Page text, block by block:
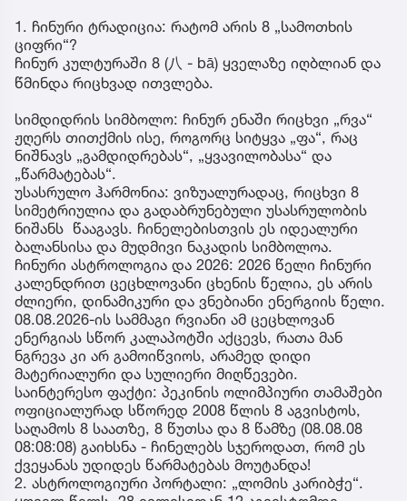
1. ჩინური ტრადიცია: რატომ არის 8 „სამოთხის
ციფრი“?
ჩინურ კულტურაში 8 (八 - bā) ყველაზე იღბლიან და
წმინდა რიცხვად ითვლება.
სიმდიდრის სიმბოლო: ჩინურ ენაში რიცხვი „რვა“
ჟღერს თითქმის ისე, როგორც სიტყვა „ფა“, რაც
ნიშნავს „გამდიდრებას“, „ყვავილობასა“ და
„წარმატებას“.
უსასრულო ჰარმონია: ვიზუალურადაც, რიცხვი 8
სიმეტრიულია და გადაბრუნებული უსასრულობის
ნიშანს წააგავს. ჩინელებისთვის ეს იდეალური
ბალანსისა და მუდმივი ნაკადის სიმბოლოა.
ჩინური ასტროლოგია და 2026: 2026 წელი ჩინური
კალენდრით ცეცხლოვანი ცხენის წელია, ეს არის
ძლიერი, დინამიკური და ვნებიანი ენერგიის წელი.
08.08.2026-ის სამმაგი რვიანი ამ ცეცხლოვან
ენერგიას სწორ კალაპოტში აქცევს, რათა მან
ნგრევა კი არ გამოიწვიოს, არამედ დიდი
მატერიალური და სულიერი მიღწევები.
საინტერესო ფაქტი: პეკინის ოლიმპიური თამაშები
ოფიციალურად სწორედ 2008 წლის 8 აგვისტოს,
საღამოს 8 საათზე, 8 წუთსა და 8 წამზე (08.08.08
08:08:08) გაიხსნა - ჩინელებს სჯეროდათ, რომ ეს
ქვეყანას უდიდეს წარმატებას მოუტანდა!
2. ასტროლოგიური პორტალი: „ლომის კარიბჭე“.